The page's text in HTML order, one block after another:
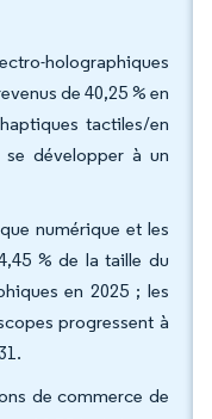
holographiques
de 40,25 % en
tactiles/en
développer à un
numérique et les
% de la taille du
en 2025 ; les
progressent à
de commerce de